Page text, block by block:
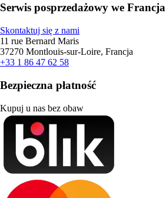
Serwis posprzedażowy we Francja
Skontaktuj się z nami
11 rue Bernard Maris
37270 Montlouis-sur-Loire, Francja
+33 1 86 47 62 58
Bezpieczna płatność
Kupuj u nas bez obaw